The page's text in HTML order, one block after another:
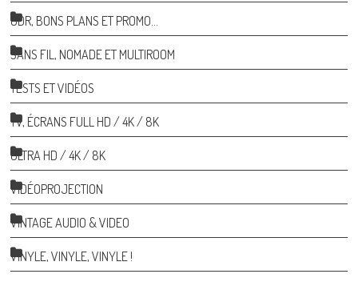
ODR, BONS PLANS ET PROMO…
SANS FIL, NOMADE ET MULTIROOM
TESTS ET VIDÉOS
TV, ÉCRANS FULL HD / 4K / 8K
ULTRA HD / 4K / 8K
VIDÉOPROJECTION
VINTAGE AUDIO & VIDEO
VINYLE, VINYLE, VINYLE !